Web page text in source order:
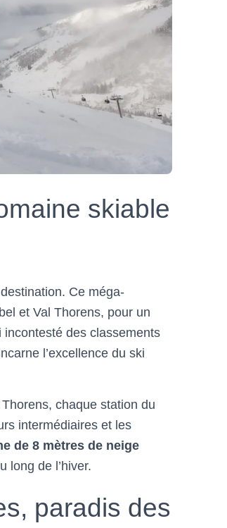
skiable
Ce méga-
et Val Thorens, pour un
des classements
l’excellence du ski
chaque station du
intermédiaires et les
de 8 mètres de neige
long de l’hiver.
paradis des